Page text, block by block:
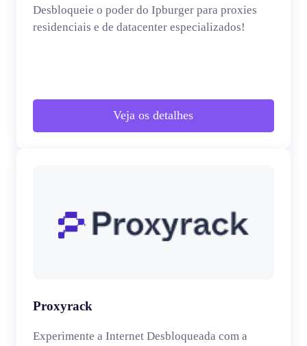
Desbloqueie o poder do Ipburger para proxies
residenciais e de datacenter especializados!
Veja os detalhes
Proxyrack
Experimente a Internet Desbloqueada com a